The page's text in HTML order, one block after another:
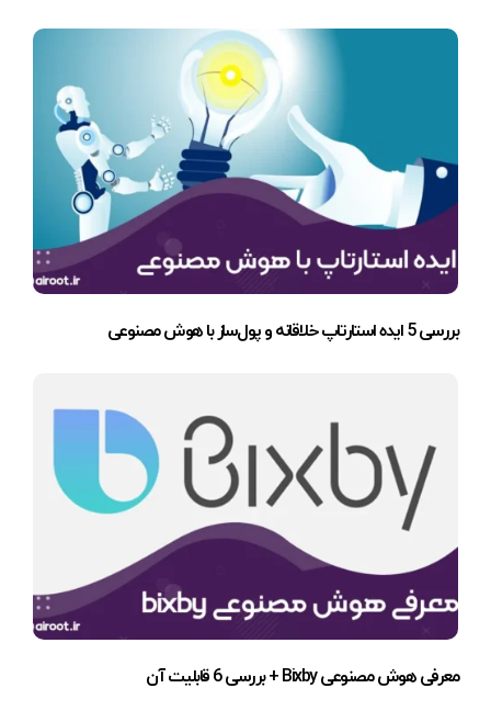
بررسی 5 ایده استارتاپ خلاقانه و پول‌ساز با هوش مصنوعی
معرفی هوش مصنوعی Bixby + بررسی 6 قابلیت آن